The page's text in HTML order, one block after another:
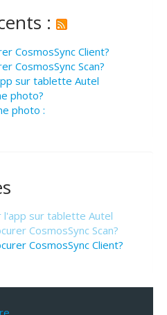
:
CosmosSync Client?
CosmosSync Scan?
sur tablette Autel
photo?
photo :
l'app sur tablette Autel
CosmosSync Scan?
CosmosSync Client?